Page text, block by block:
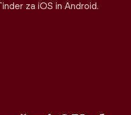
za iOS in Android.